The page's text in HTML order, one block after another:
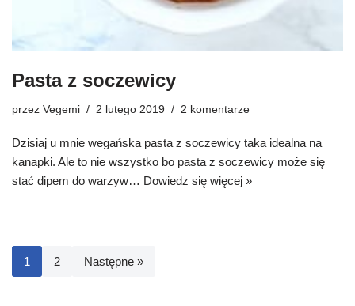
Pasta z soczewicy
przez Vegemi 2 lutego 2019 2 komentarze
Dzisiaj u mnie wegańska pasta z soczewicy taka idealna na
kanapki. Ale to nie wszystko bo pasta z soczewicy może się
stać dipem do warzyw… Dowiedz się więcej »
1 2 Następne »